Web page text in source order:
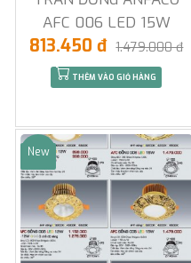
AFC 006 LED 15W
813.450 đ 1.479.000 đ
THÊM VÀO GIỎ HÀNG
Sale
New